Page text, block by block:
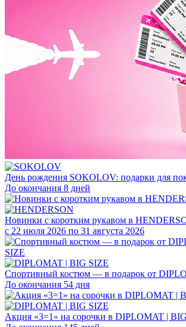
День рождения SOKOLOV: подарки для
До окончания 8 дней
Новинки с коротким рукавом в
с 22 июля 2026 по 31 августа 2026
Спортивный костюм — в подарок от
До окончания 54 дня
Акция «3=1» на сорочки в DIPLOMAT |